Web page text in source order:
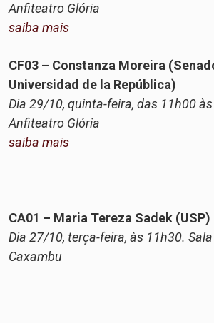
Anfiteatro Glória
saiba mais
CF03 – Constanza Moreira
Universidad de la República)
Dia 29/10, quinta-feira, das 11h00
Anfiteatro Glória
saiba mais
CA01 – Maria Tereza Sadek (USP)
Dia 27/10, terça-feira, às 11h30.
Caxambu